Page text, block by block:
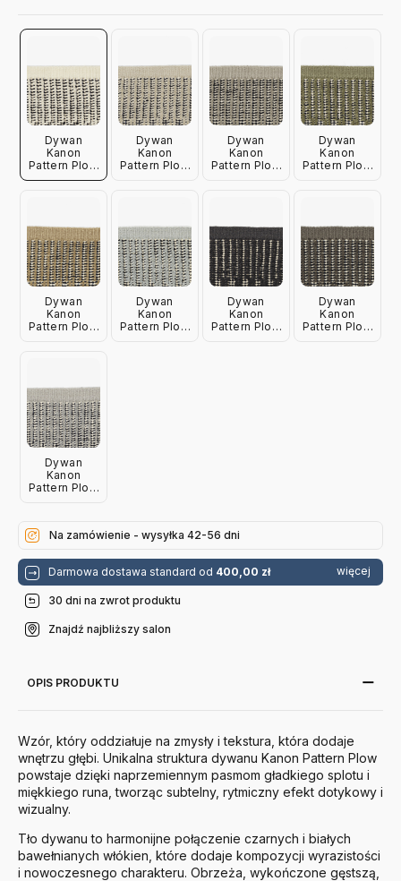
Dywan
Kanon
Pattern Plow
0003
Dywan
Kanon
Pattern Plow
Dywan
Kanon
Pattern Plow
Dywan
Kanon
Pattern Plow
Dywan
Kanon
Pattern Plow
Dywan
Kanon
Pattern Plow
Dywan
Kanon
Pattern Plow
Dywan
Kanon
Pattern Plow
Dywan
Kanon
Pattern Plow
Na zamówienie - wysyłka 42-56 dni
Darmowa dostawa standard od 400,00 zł więcej
30 dni na zwrot produktu
Znajdź najbliższy salon
OPIS PRODUKTU
Wzór, który oddziałuje na zmysły i tekstura, która dodaje
wnętrzu głębi. Unikalna struktura dywanu Kanon Pattern Plow
powstaje dzięki naprzemiennym pasmom gładkiego splotu i
miękkiego runa, tworząc subtelny, rytmiczny efekt dotykowy i
wizualny.
Tło dywanu to harmonijne połączenie czarnych i białych
bawełnianych włókien, które dodaje kompozycji wyrazistości
i nowoczesnego charakteru. Obrzeża, wykończone gęstszą,